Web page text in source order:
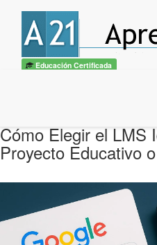
Educación Certificada
Cómo Elegir el LMS
Proyecto Educativo